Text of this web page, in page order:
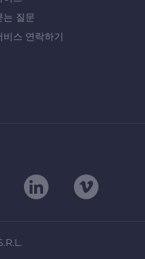
는 질문
비스 연락하기